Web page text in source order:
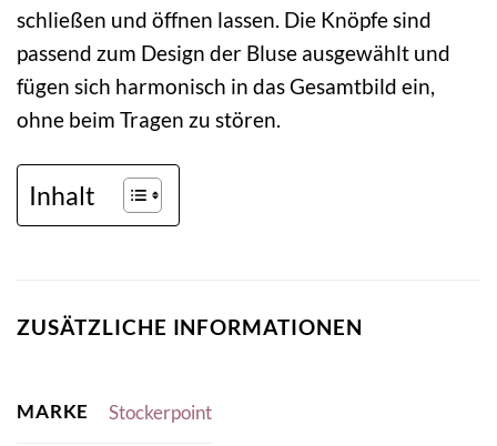
schließen und öffnen lassen. Die Knöpfe sind
passend zum Design der Bluse ausgewählt und
fügen sich harmonisch in das Gesamtbild ein,
ohne beim Tragen zu stören.
Inhalt
ZUSÄTZLICHE INFORMATIONEN
MARKE Stockerpoint